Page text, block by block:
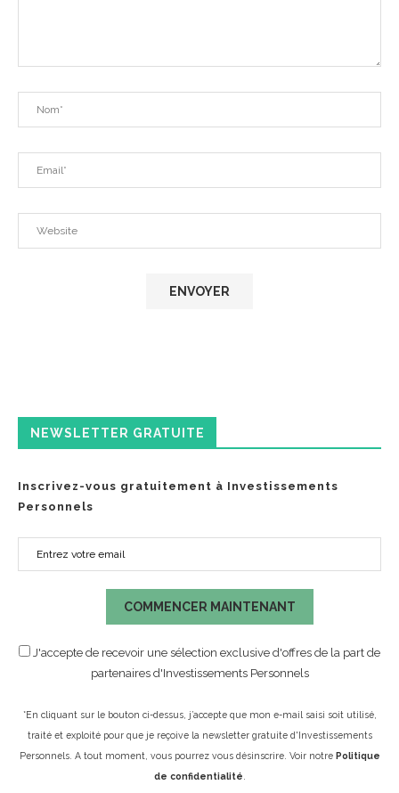
NEWSLETTER GRATUITE
Inscrivez-vous gratuitement à Investissements
Personnels
COMMENCER MAINTENANT
J'accepte de recevoir une sélection exclusive d'offres de la part de
partenaires d'Investissements Personnels
*En cliquant sur le bouton ci-dessus, j’accepte que mon e-mail saisi soit utilisé,
traité et exploité pour que je reçoive la newsletter gratuite d'Investissements
Personnels. A tout moment, vous pourrez vous désinscrire. Voir notre Politique
de confidentialité